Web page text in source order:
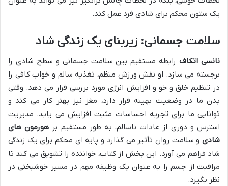
یک ستون محکم برای شادی فرد عمل کند.
سلامت جسمانی: زیربنای یک زندگی شاد
نانسی اتکاف رابطه مستقیم بین سلامت جسمانی و سطح شادی را
برجسته می سازد. او نقش ورزش منظم، تغذیه سالم و خواب کافی را
در تنظیم خلق و خو و افزایش انرژی مورد بررسی قرار می دهد. وقتی
بدن ما در وضعیت بهینه قرار دارد، مغز نیز بهتر کار می کند و
توانایی ما برای تجربه احساسات مثبت افزایش می یابد. مدیریت
استرس و دوری از عادات ناسالم، به طور مستقیم بر هورمون های
شادی و سلامت روان تأثیر می گذارد و پایه ای محکم برای یک زندگی
شاد فراهم می آورد. این بخش از کتاب، خواننده را تشویق می کند تا
مراقبت از جسم را به عنوان یک وظیفه مهم در مسیر خوشبختی در
نظر بگیرد.